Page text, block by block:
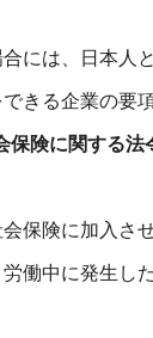
には、日本人
きる企業の要
保険に関する法
保険に加入さ
働中に発生し